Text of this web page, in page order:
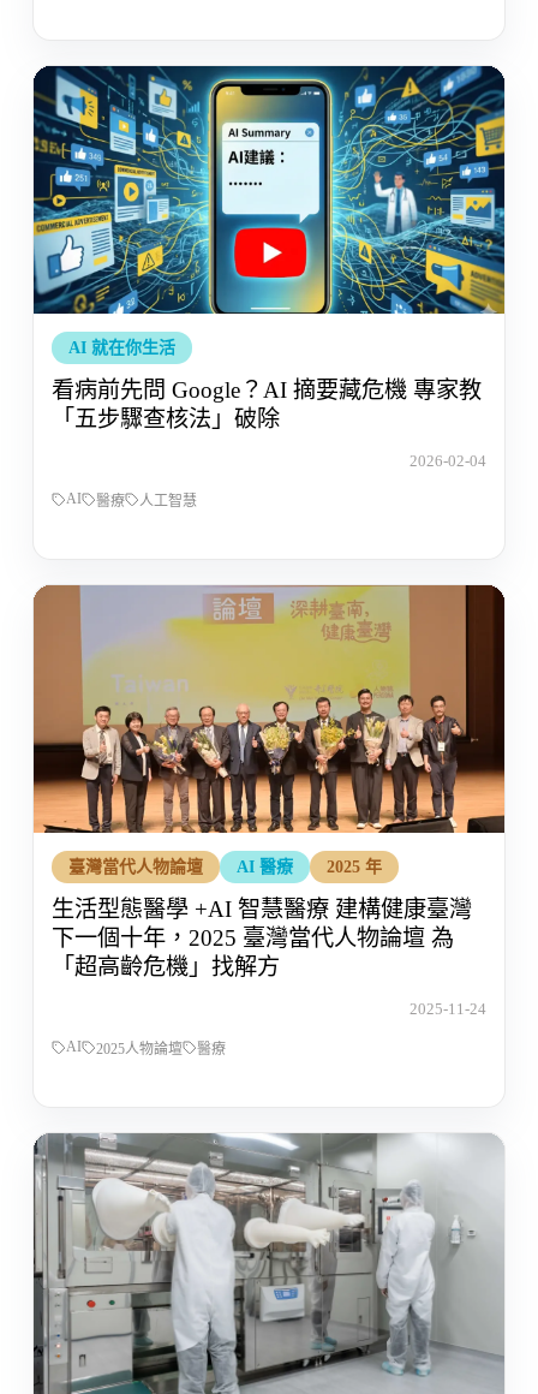
AI 就在你生活
看病前先問 Google？AI 摘要藏危機 專家教
「五步驟查核法」破除
2026-02-04
AI 醫療 人工智慧
臺灣當代人物論壇 AI 醫療 2025 年
生活型態醫學 +AI 智慧醫療 建構健康臺灣
下一個十年，2025 臺灣當代人物論壇 為
「超高齡危機」找解方
2025-11-24
AI 2025人物論壇 醫療